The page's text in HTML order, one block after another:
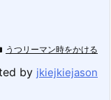
うつリーマン時をかける
by jkiejkiejason